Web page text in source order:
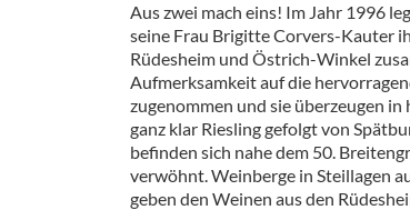
Kontakt Neuigkeiten
Termine
Fassbier + Zubehör
Aus zwei mach eins! Im Jahr 1996
seine Frau Brigitte Corvers-Kauter
Rüdesheim und Östrich-Winkel
Aufmerksamkeit auf die
zugenommen und sie überzeugen
ganz klar Riesling gefolgt von
befinden sich nahe dem 50.
verwöhnt. Weinberge in Steillagen
geben den Weinen aus den